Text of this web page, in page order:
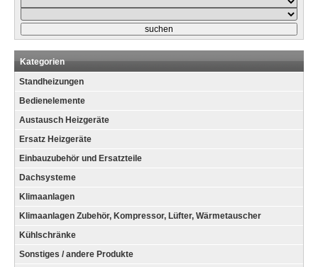
Kategorien
Standheizungen
Bedienelemente
Austausch Heizgeräte
Ersatz Heizgeräte
Einbauzubehör und Ersatzteile
Dachsysteme
Klimaanlagen
Klimaanlagen Zubehör, Kompressor, Lüfter, Wärmetauscher
Kühlschränke
Sonstiges / andere Produkte